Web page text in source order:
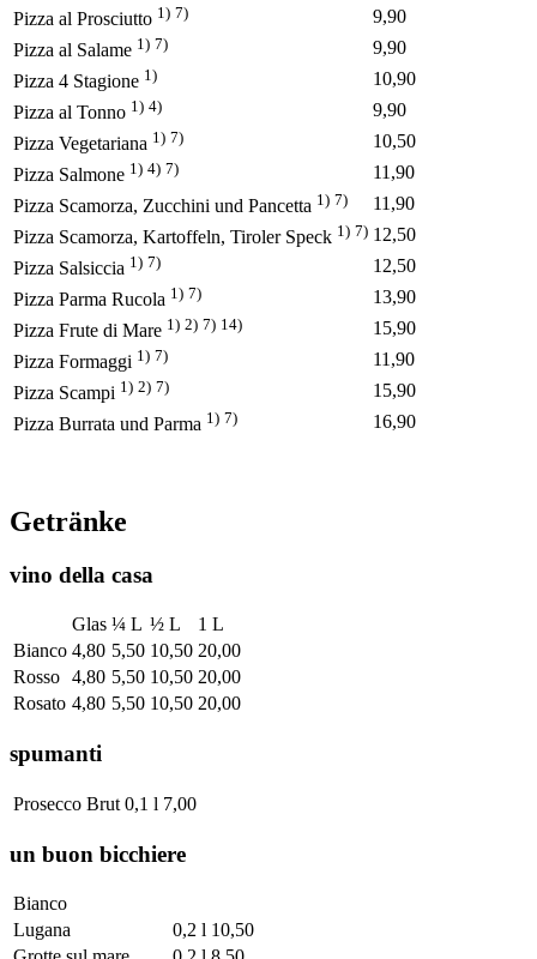
Pizza al Prosciutto 1) 7)
9,90
Pizza al Salame 1) 7)
9,90
Pizza 4 Stagione 1)
10,90
Pizza al Tonno 1) 4)
9,90
Pizza Vegetariana 1) 7)
10,50
Pizza Salmone 1) 4) 7)
11,90
Pizza Scamorza, Zucchini und Pancetta 1) 7)
11,90
Pizza Scamorza, Kartoffeln, Tiroler Speck 1) 7) 12,50
Pizza Salsiccia 1) 7)
12,50
Pizza Parma Rucola 1) 7)
13,90
Pizza Frute di Mare 1) 2) 7) 14)
15,90
Pizza Formaggi 1) 7)
11,90
Pizza Scampi 1) 2) 7)
15,90
Pizza Burrata und Parma 1) 7) 16,90
Getränke
vino della casa
Glas ¼ L ½ L
1 L
Bianco 4,80 5,50 10,50 20,00
Rosso 4,80 5,50 10,50 20,00
Rosato 4,80 5,50 10,50 20,00
spumanti
Prosecco Brut 0,1 l 7,00
un buon bicchiere
Bianco
Lugana
0,2 l 10,50